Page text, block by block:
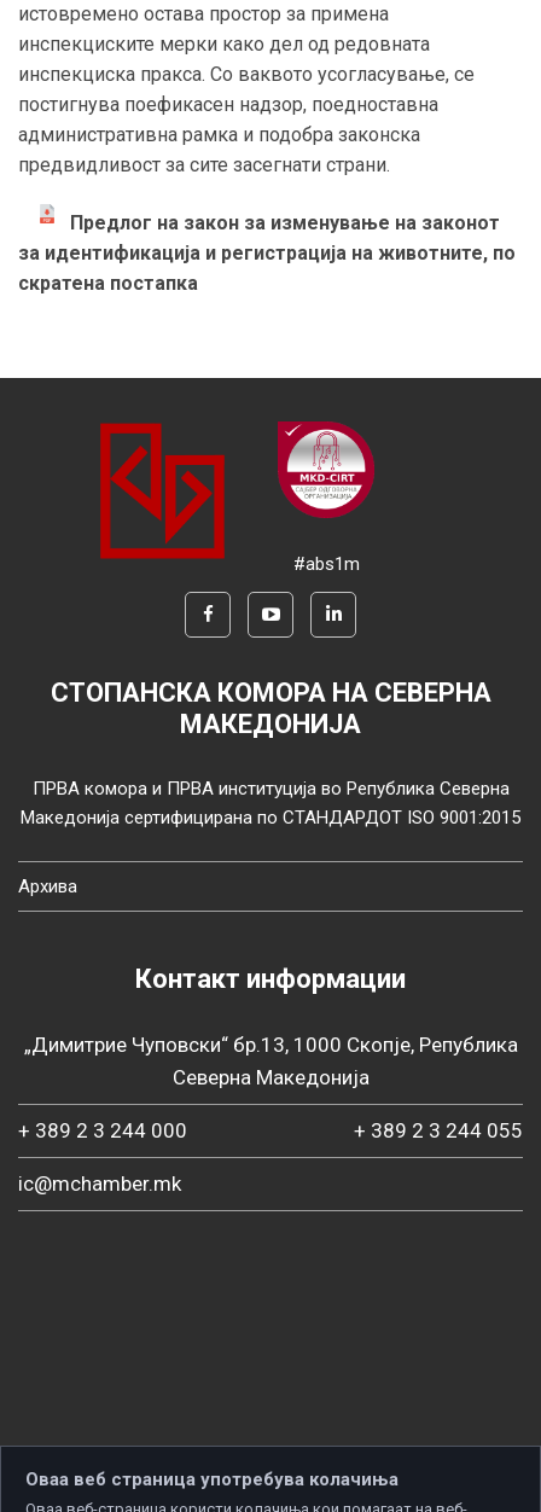
истовремено оставa простор за примена
инспекциските мерки како дел од редовната
инспекциска пракса. Со ваквото усогласување, се
постигнува поефикасен надзор, поедноставна
административна рамка и подобра законска
предвидливост за сите засегнати страни.
Предлог на закон за изменување на законот
за идентификација и регистрација на животните, по
скратена постапка
#abs1m
СТОПАНСКА КОМОРА НА СЕВЕРНА
МАКЕДОНИЈА
ПРВА комора и ПРВА институција во Република Северна
Македонија сертифицирана по СТАНДАРДОТ ISO 9001:2015
Архива
Контакт информации
„Димитрие Чуповски“ бр.13, 1000 Скопје, Република
Северна Македонија
+ 389 2 3 244 000 + 389 2 3 244 055
ic@mchamber.mk
Оваа веб страница употребува колачиња